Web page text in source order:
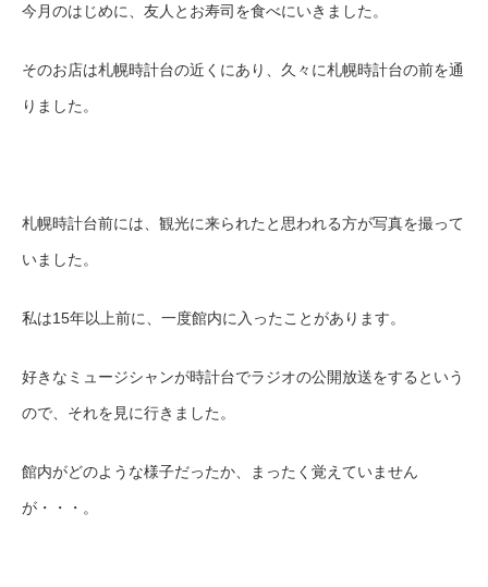
今月のはじめに、友人とお寿司を食べにいきました。
そのお店は札幌時計台の近くにあり、久々に札幌時計台の前を通
りました。
札幌時計台前には、観光に来られたと思われる方が写真を撮って
いました。
私は15年以上前に、一度館内に入ったことがあります。
好きなミュージシャンが時計台でラジオの公開放送をするという
ので、それを見に行きました。
館内がどのような様子だったか、まったく覚えていません
が・・・。